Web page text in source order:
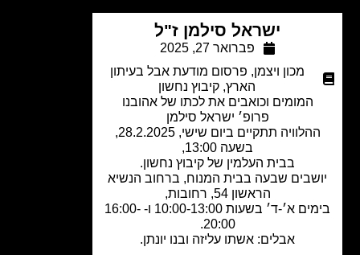
ישראל סילמן ז"ל
פברואר 27, 2025
מכון ויצמן,פרסום מודעת אבל בעיתון
קיבוץ נחשון
המומים וכואבים את לכתו של אהובנו
פרופ׳ ישראל סילמן
ההלוויה תתקיים ביום שישי, 28.2.2025,
בבית העלמין של קיבוץ נחשון.
שבעה בבית המנוח, ברחוב הנשיא
הראשון 54, רחובות,
בימים א׳-ד׳ בשעות 10:00-13:00 ו- 16:00-
אבלים: אשתו עליזה ובנו יונתן.